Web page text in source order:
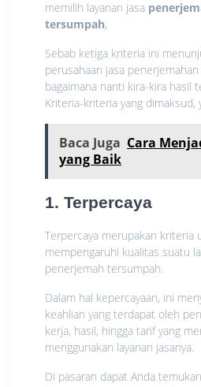
memilih layanan jasa
tersumpah,
Sebab ketiga kriteria ini
perusahaan jasa
bagaimana nanti kira-kira hasil
Kriteria-kriteria yang dimaksud,
Baca Juga Cara
yang Baik
1. Terpercaya
Terpercaya merupakan kriteria
mempengaruhi kualitas suatu
penerjemah tersumpah.
Dalam hal kepercayaan, ini
keahlian yang terdapat oleh
kerja, hasil, hingga tarif yang
menggunakan layanan jasanya.
Di pasaran dapat Anda